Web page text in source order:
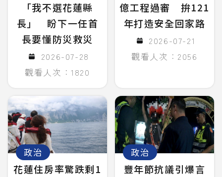
「我不選花蓮縣
長」 盼下一任首
長要懂防災救災
2026-07-28
觀看人次：1820
億工程過審 拚121
年打造安全回家路
2026-07-21
觀看人次：2056
政治
花蓮住房率驚跌剩1
政治
豐年節抗議引爆言